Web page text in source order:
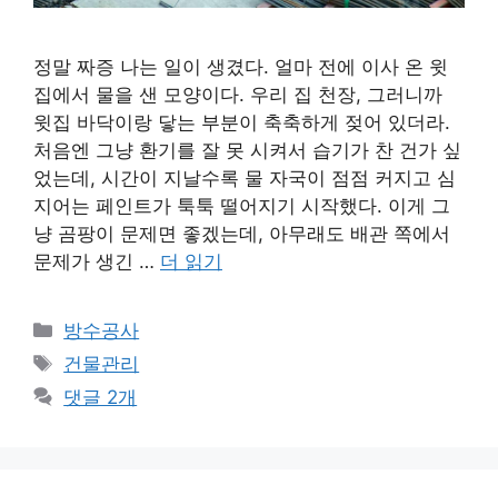
정말 짜증 나는 일이 생겼다. 얼마 전에 이사 온 윗
집에서 물을 샌 모양이다. 우리 집 천장, 그러니까
윗집 바닥이랑 닿는 부분이 축축하게 젖어 있더라.
처음엔 그냥 환기를 잘 못 시켜서 습기가 찬 건가 싶
었는데, 시간이 지날수록 물 자국이 점점 커지고 심
지어는 페인트가 툭툭 떨어지기 시작했다. 이게 그
냥 곰팡이 문제면 좋겠는데, 아무래도 배관 쪽에서
문제가 생긴 … 더 읽기
카
테
리
방수공사
태
그
건물관리
댓글 2개